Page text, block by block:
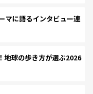
マに語るインタビュー連
地球の歩き方が選ぶ2026